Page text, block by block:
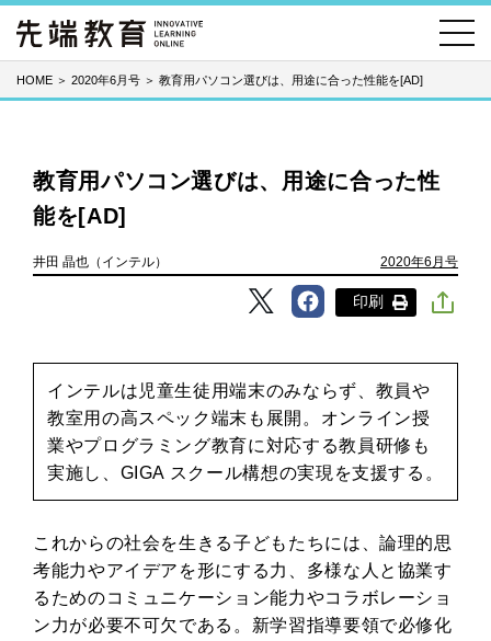
HOME ＞ 2020年6月号 ＞ 教育用パソコン選びは、用途に合った性能を[AD]
教育用パソコン選びは、用途に合った性
能を[AD]
井田 晶也（インテル） 2020年6月号
印刷
インテルは児童生徒用端末のみならず、教員や
教室用の高スペック端末も展開。オンライン授
業やプログラミング教育に対応する教員研修も
実施し、GIGA スクール構想の実現を支援する。
これからの社会を生きる子どもたちには、論理的思
考能力やアイデアを形にする力、多様な人と協業す
るためのコミュニケーション能力やコラボレーショ
ン力が必要不可欠である。新学習指導要領で必修化